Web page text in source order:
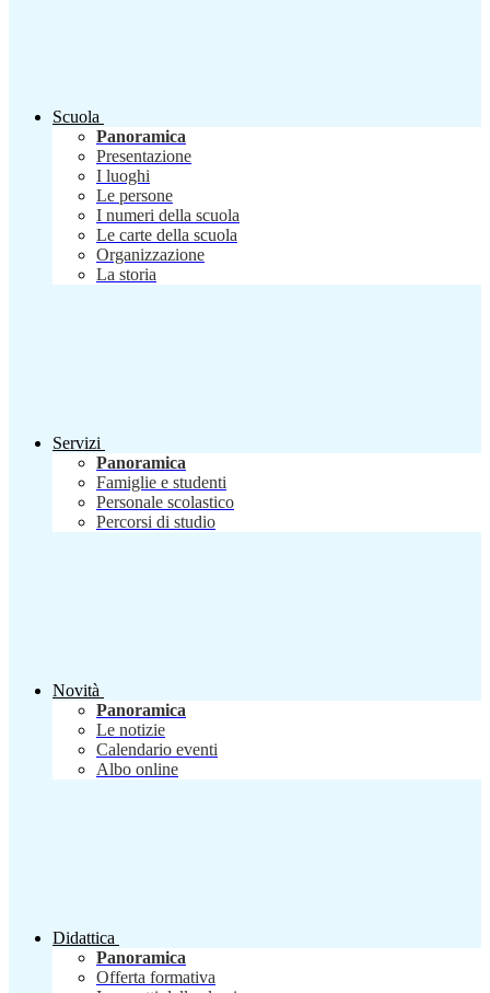
Scuola
Panoramica
Presentazione
I luoghi
Le persone
I numeri della scuola
Le carte della scuola
Organizzazione
La storia
Servizi
Panoramica
Famiglie e studenti
Personale scolastico
Percorsi di studio
Novità
Panoramica
Le notizie
Calendario eventi
Albo online
Didattica
Panoramica
Offerta formativa